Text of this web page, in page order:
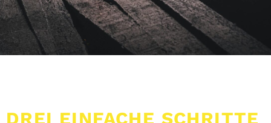
DREI EINFACHE SCHRITTE